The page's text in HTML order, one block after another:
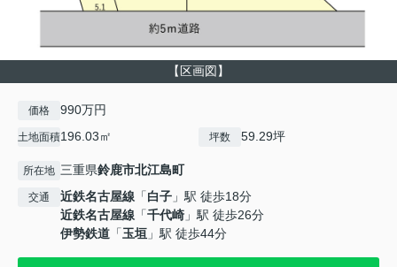
【区画図】
価格 990万円
土地面積196.03㎡ 坪数 59.29坪
所在地 三重県鈴鹿市北江島町
交通 近鉄名古屋線 「白子 」駅 徒歩18分
近鉄名古屋線 「千代崎 」駅 徒歩26分
伊勢鉄道 「玉垣 」駅 徒歩44分